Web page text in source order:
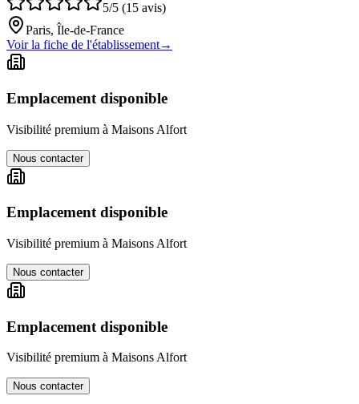
5/5 (15 avis)
Paris, Île-de-France
Voir la fiche de l'établissement→
Emplacement disponible
Visibilité premium à Maisons Alfort
Nous contacter
Emplacement disponible
Visibilité premium à Maisons Alfort
Nous contacter
Emplacement disponible
Visibilité premium à Maisons Alfort
Nous contacter